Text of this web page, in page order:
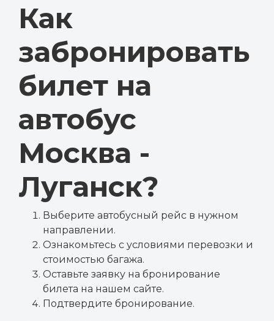
Как
забронировать
билет на
автобус
Москва -
Луганск?
Выберите автобусный рейс в нужном
направлении.
Ознакомьтесь с условиями перевозки и
стоимостью багажа.
Оставьте заявку на бронирование
билета на нашем сайте.
Подтвердите бронирование.